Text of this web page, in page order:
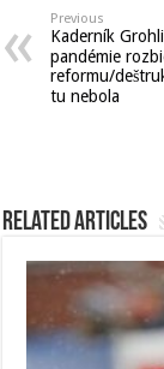
Previous
Kaderník
pandémie
reformu/
tu nebola
Related Articles